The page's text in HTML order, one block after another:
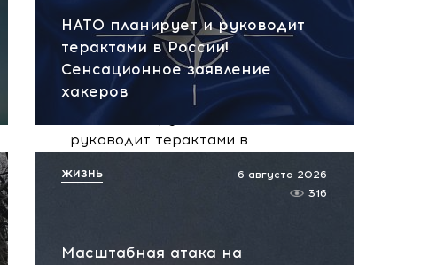
работает ПВО:
рекомендуется уйти с
пляжей
вчера, 10:13
НАТО планирует и
руководит терактами в
заявление хакеров
НАТО планирует и руководит
терактами в России!
Сенсационное заявление
хакеров
Масштабная атака на
6 августа 2026
316
ЖИЗНЬ